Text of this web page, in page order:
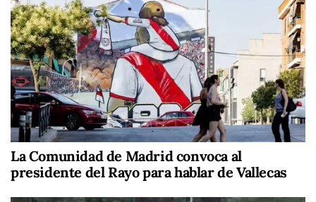
La Comunidad de Madrid convoca al
presidente del Rayo para hablar de Vallecas